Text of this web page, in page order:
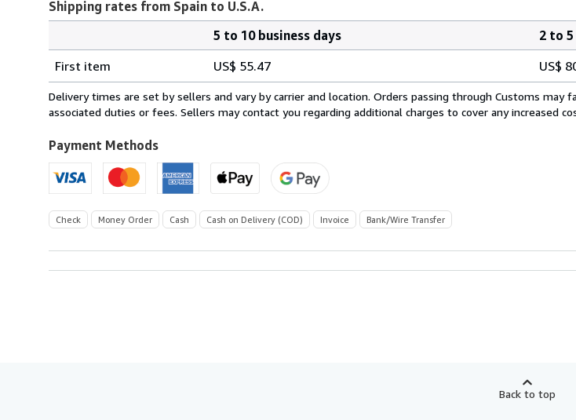
Shipping rates from Spain to U.S.A.
rates
from
Spain
U.S.A.
5 to 10 business days
2 to
First item
US$ 55.47 US$
Delivery times are set by sellers and vary by carrier and location. Orders passing through Customs may
associated duties or fees. Sellers may contact you regarding additional charges to cover any increased
Payment Methods
Check Money Order Cash Cash on Delivery (COD) Invoice Bank/Wire Transfer
Back to top